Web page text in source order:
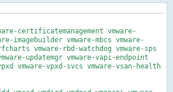
certificatemanagement vmware-
imagebuilder vmware-mbcs vmware-
vmware-rbd-watchdog vmware-sps
updatemgr vmware-vapi-endpoint
vmware-vpxd-svcs vmware-vsan-health